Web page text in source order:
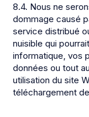
8.4. Nous ne
dommage causé
service distribué
nuisible qui
informatique, vos
données ou tout
utilisation du site
téléchargement